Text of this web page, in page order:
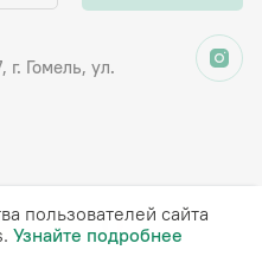
Гомель, ул.
DE FR
пользователей сайта
Узнайте подробнее